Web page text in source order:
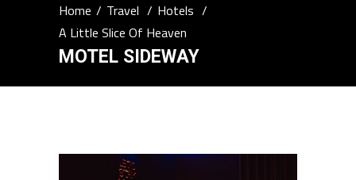
Home/Travel /Hotels /
A Little Slice Of Heaven
MOTEL SIDEWAY